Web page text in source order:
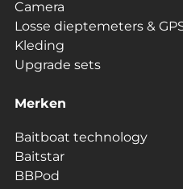
Camera
Losse dieptemeters &
Kleding
Upgrade sets
Merken
Baitboat technology
Baitstar
BBPod